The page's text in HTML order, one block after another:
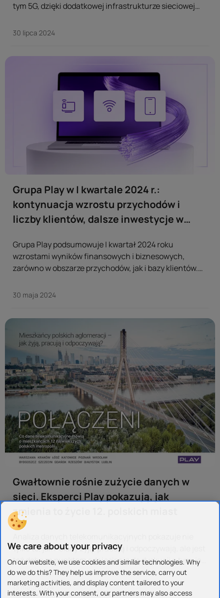
tym 5G, dzięki dodatkowej infrastrukturze sieciowej
ruchu. ...
30 lipca 2024
Grupa Play w I kwartale 2024 r.:
kontynuacja wzrostu przychodów i
liczby klientów, dalsze inwestycje w
Grupa Play podsumowuje I kwartał 2024 roku
wzrostami wyników finansowych i biznesowych,
zarówno w obszarze przychodów, jak i bazy klientów.
(+5% r/r). Z kolei przychody z usług mobilnych
30 maja 2024
Gwałtownie rośnie zużycie danych w
sieci. Eksperci Play pokazują, jak
zmienia to życie 12. polskich miast
tylko to, jak Polacy żyją, pracują i odpoczywają, ale jest
też dobrym punktem odniesienia do dyskusji o tym, jak
zmieniają się aglomeracje. Eksperci Play
przeanalizowali zwyczaje mieszkańców 12. ...
13 maja 2024
We care about your privacy
On our website, we use cookies and similar technologies. Why
do we do this? They help us improve the service, carry out
marketing activities, and display content tailored to your
interests. With your consent, our partners may also access